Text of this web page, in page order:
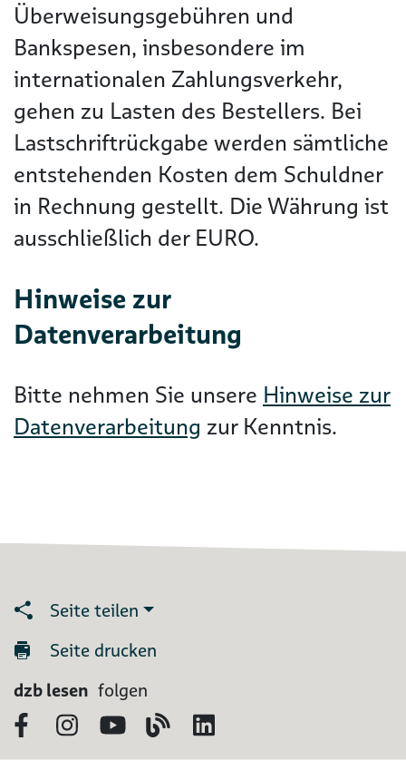
Überweisungsgebühren und
Bankspesen, insbesondere im
internationalen Zahlungsverkehr,
gehen zu Lasten des Bestellers. Bei
Lastschriftrückgabe werden sämtliche
entstehenden Kosten dem Schuldner
in Rechnung gestellt. Die Währung ist
ausschließlich der EURO.
Hinweise zur
Datenverarbeitung
Bitte nehmen Sie unsere Hinweise zur
Datenverarbeitung zur Kenntnis.
Seite teilen
Seite drucken
dzb lesen folgen
FacebookInstagram
YouTubeBlog